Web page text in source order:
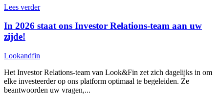
Lees verder
In 2026 staat ons Investor Relations-team aan uw
zijde!
Lookandfin
Het Investor Relations-team van Look&Fin zet zich dagelijks in om
elke investeerder op ons platform optimaal te begeleiden. Ze
beantwoorden uw vragen,...